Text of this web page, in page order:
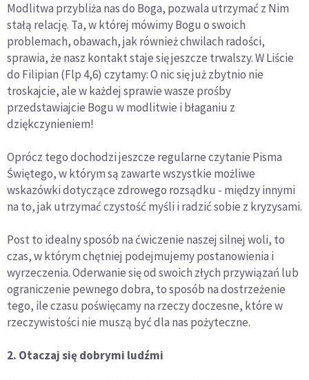
Modlitwa przybliża nas do Boga, pozwala utrzymać z Nim
stałą relację. Ta, w której mówimy Bogu o swoich
problemach, obawach, jak również chwilach radości,
sprawia, że nasz kontakt staje się jeszcze trwalszy. W Liście
do Filipian (Flp 4,6) czytamy: O nic się już zbytnio nie
troskajcie, ale w każdej sprawie wasze prośby
przedstawiajcie Bogu w modlitwie i błaganiu z
dziękczynieniem!
Oprócz tego dochodzi jeszcze regularne czytanie Pisma
Świętego, w którym są zawarte wszystkie możliwe
wskazówki dotyczące zdrowego rozsądku - między innymi
na to, jak utrzymać czystość myśli i radzić sobie z kryzysami.
Post to idealny sposób na ćwiczenie naszej silnej woli, to
czas, w którym chętniej podejmujemy postanowienia i
wyrzeczenia. Oderwanie się od swoich złych przywiązań lub
ograniczenie pewnego dobra, to sposób na dostrzeżenie
tego, ile czasu poświęcamy na rzeczy doczesne, które w
rzeczywistości nie muszą być dla nas pożyteczne.
2. Otaczaj się dobrymi ludźmi